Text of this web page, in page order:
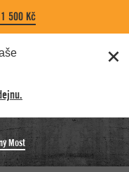
500 Kč
Most